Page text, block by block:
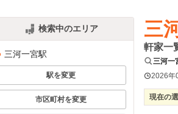
検索中のエリア
三河一宮駅
駅を変更
市区町村を変更
三
軒家一
三河一
2026年
現在の